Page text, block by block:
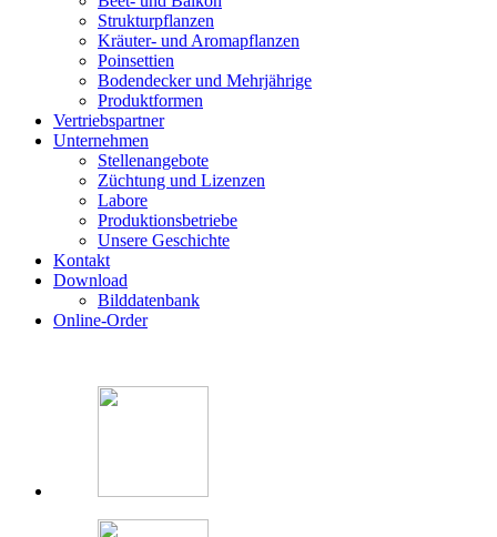
Strukturpflanzen
Kräuter- und Aromapflanzen
Poinsettien
Bodendecker und Mehrjährige
Produktformen
Vertriebspartner
Unternehmen
Stellenangebote
Züchtung und Lizenzen
Labore
Produktionsbetriebe
Unsere Geschichte
Kontakt
Download
Bilddatenbank
Online-Order